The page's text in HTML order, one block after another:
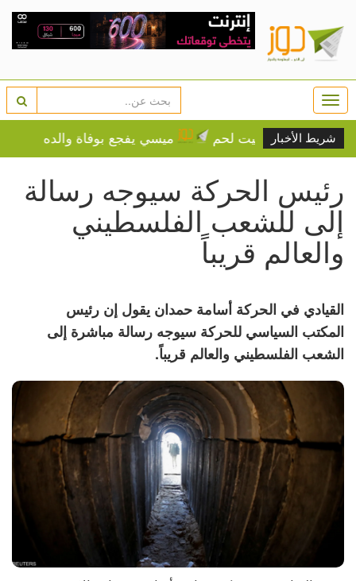
شريط الأخبار
بلدي بيت لحم ميسي يفجع بوفاة والده خورخي عن 68 عاماً
رئيس الحركة سيوجه رسالة
إلى للشعب الفلسطيني
والعالم قريباً
القيادي في الحركة أسامة حمدان يقول إن رئيس
المكتب السياسي للحركة سيوجه رسالة مباشرة إلى
الشعب الفلسطيني والعالم قريباً.